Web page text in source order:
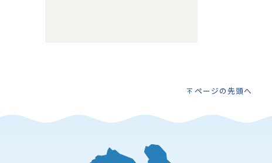
ページの先頭へ